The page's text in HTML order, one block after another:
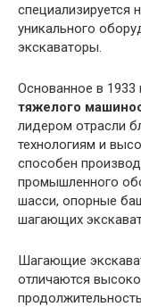
специализируется
уникального
экскаваторы.
Основанное в 1933
тяжелого
лидером отрасли
технологиям и
способен
промышленного
шасси, опорные
шагающих
Шагающие
отличаются